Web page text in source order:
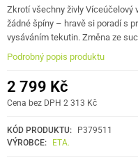
Zkrotí všechny živly Víceúčelový
žádné špíny – hravě si poradí s
vysáváním tekutin. Změna ze
Podrobný popis produktu
2 799 Kč
Cena bez DPH 2 313 Kč
KÓD PRODUKTU:
P379511
VÝROBCE:
ETA.